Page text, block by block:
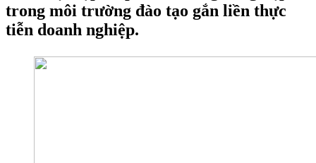
trong môi trường đào tạo gắn liền thực
tiễn doanh nghiệp.